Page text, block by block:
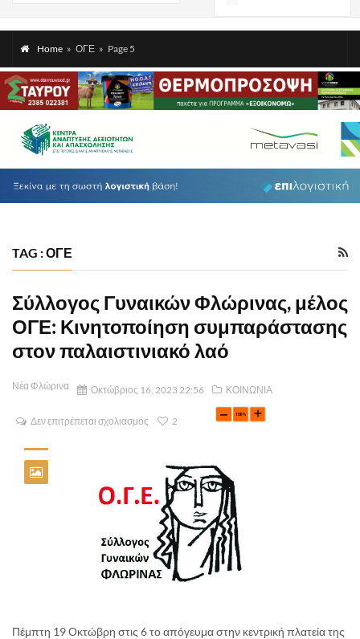
Home » ΟΓΕ » Page 5
TAG : ΟΓΕ
Σύλλογος Γυναικών Φλώρινας, μέλος
ΟΓΕ: Κινητοποίηση συμπαράστασης
στον παλαιστινιακό λαό
Νέα Φλώρινα Οκτώβριος 16, 2023 22:56 ΚΟΙΝΩΝΙΑ
Δεν επιτρέπεται σχολιασμός 2
Πέμπτη 19 Οκτώβρη στις 6 το απόγευμα στην κεντρική πλατεία της